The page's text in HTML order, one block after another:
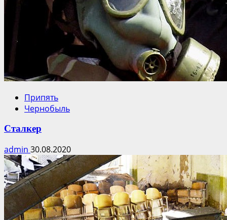
Припять
Чернобыль
Сталкер
admin 30.08.2020